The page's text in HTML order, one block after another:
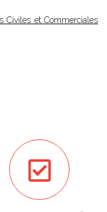
Civiles et Commerciales